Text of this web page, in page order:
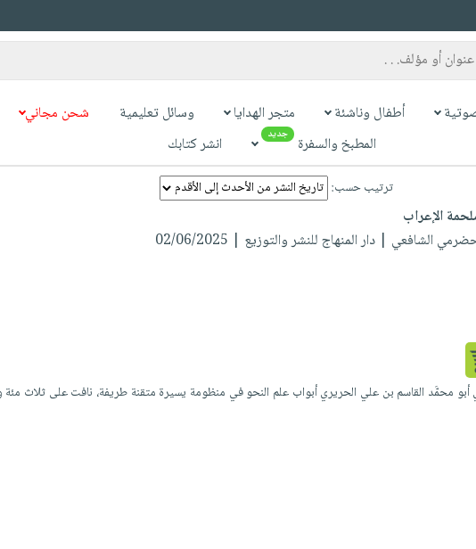
أطفال وناشئة متجر الهدايا وسائل تعليمية شحن مجاني
المطبخ والسفرة جديد انشر كتابك
ترتيب حسب:
الإعراب
الشافعي | دار المنهاج للنشر والتوزيع | 02/06/2025
أبو محمَّد القاسم بن علي الحريري أبواب علم النحو في منظومة يسيرة متقنة طريفة، نافت على ثلاث مئة